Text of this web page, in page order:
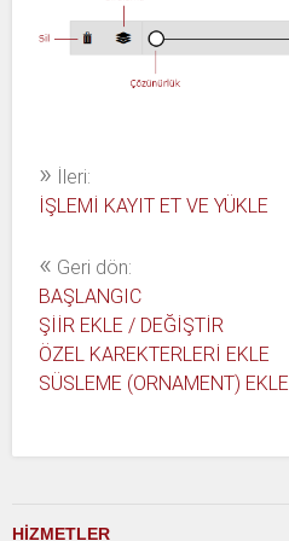
» İleri:
İŞLEMİ KAYIT ET VE YÜKLE
« Geri dön:
BAŞLANGIC
ŞİİR EKLE / DEĞİŞTİR
ÖZEL KAREKTERLERİ EKLE
SÜSLEME (ORNAMENT) EKLE
HİZMETLER